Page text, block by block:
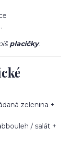
placičky.
zelenina +
/ salát +